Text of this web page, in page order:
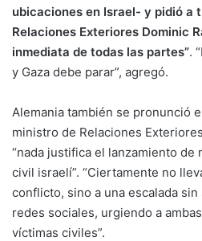
ubicaciones en Israel- y pidió a
Relaciones Exteriores Dominic
inmediata de todas las partes”.
y Gaza debe parar”, agregó.
Alemania también se pronunció
ministro de Relaciones
“nada justifica el lanzamiento de
civil israelí”. “Ciertamente no
conflicto, sino a una escalada
redes sociales, urgiendo a
víctimas civiles”.